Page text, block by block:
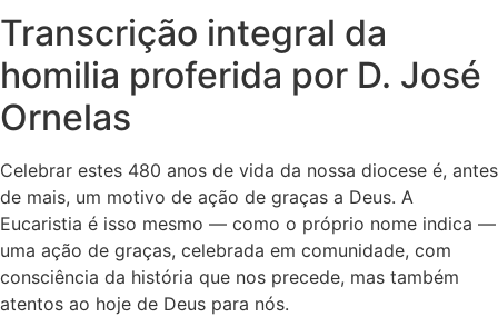
Transcrição integral da
homilia proferida por D. José
Ornelas
Celebrar estes 480 anos de vida da nossa diocese é, antes
de mais, um motivo de ação de graças a Deus. A
Eucaristia é isso mesmo — como o próprio nome indica —
uma ação de graças, celebrada em comunidade, com
consciência da história que nos precede, mas também
atentos ao hoje de Deus para nós.